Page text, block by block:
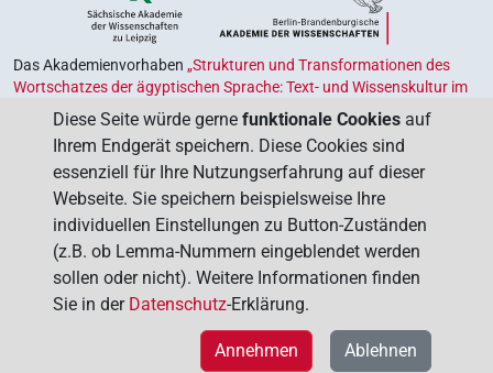
Das Akademienvorhaben „Strukturen und Transformationen des
Wortschatzes der ägyptischen Sprache: Text- und Wissenskultur im
Alten Ägypten‟
ist Teil des von Bund und Ländern geförderten
Akademienprogramms , das der Erhaltung, Sicherung und
Vergegenwärtigung unseres kulturellen Erbes dient. Koordiniert wird
das Programm von derUnion der Deutschen Akademien der
Wissenschaften.
Diese Seite würde gerne funktionale Cookies auf
Ihrem Endgerät speichern. Diese Cookies sind
essenziell für Ihre Nutzungserfahrung auf dieser
Webseite. Sie speichern beispielsweise Ihre
individuellen Einstellungen zu Button-Zuständen
(z.B. ob Lemma-Nummern eingeblendet werden
sollen oder nicht). Weitere Informationen finden
Sie in der Datenschutz-Erklärung.
Ablehnen
Annehmen